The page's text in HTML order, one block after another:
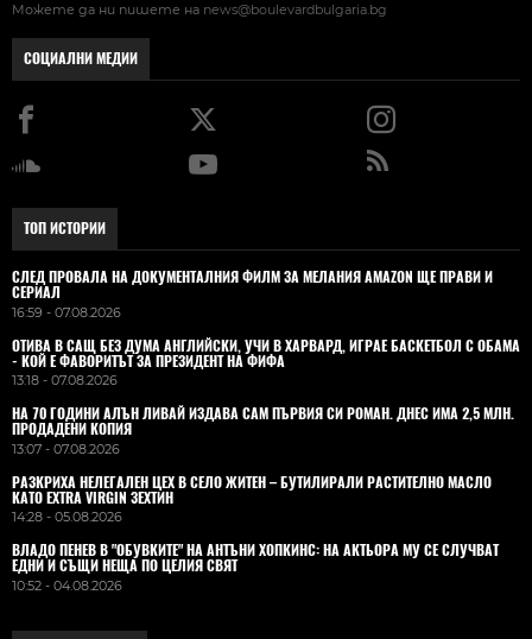
Можете да ни пишете на news@boulevardbulgaria.bg
СОЦИАЛНИ МЕДИИ
ТОП ИСТОРИИ
СЛЕД ПРОВАЛА НА ДОКУМЕНТАЛНИЯ ФИЛМ ЗА МЕЛАНИЯ AMAZON ЩЕ ПРАВИ И
СЕРИАЛ
16:59 - 07.08.2026
ОТИВА В САЩ БЕЗ ДУМА АНГЛИЙСКИ, УЧИ В ХАРВАРД, ИГРАЕ БАСКЕТБОЛ С ОБАМА
- КОЙ Е ФАВОРИТЪТ ЗА ПРЕЗИДЕНТ НА ФИФА
13:18 - 07.08.2026
НА 70 ГОДИНИ АЛЪН ЛИВАЙ ИЗДАВА САМ ПЪРВИЯ СИ РОМАН. ДНЕС ИМА 2,5 МЛН.
ПРОДАДЕНИ КОПИЯ
13:07 - 07.08.2026
РАЗКРИХА НЕЛЕГАЛЕН ЦЕХ В СЕЛО ЖИТЕН – БУТИЛИРАЛИ РАСТИТЕЛНО МАСЛО
КАТО EXTRA VIRGIN ЗЕХТИН
14:28 - 05.08.2026
ВЛАДO ПЕНЕВ В "ОБУВКИТЕ" НА АНТЪНИ ХОПКИНС: НА АКТЬОРА МУ СЕ СЛУЧВАТ
ЕДНИ И СЪЩИ НЕЩА ПО ЦЕЛИЯ СВЯТ
10:52 - 04.08.2026